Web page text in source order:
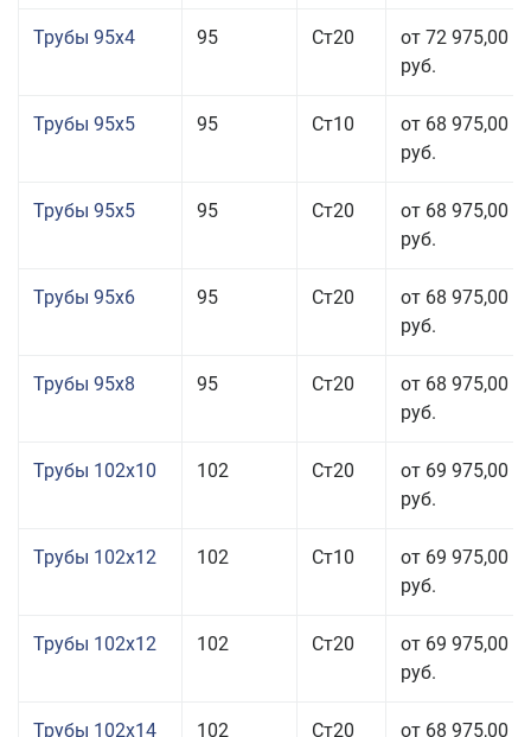
Трубы 95x4 95 Ст20
от 72 975,00
руб.
Трубы 95x5 95 Ст10
от 68 975,00
руб.
Трубы 95x5 95 Ст20
от 68 975,00
руб.
Трубы 95x6 95 Ст20
от 68 975,00
руб.
Трубы 95x8 95 Ст20
от 68 975,00
руб.
Трубы 102x10 102 Ст20
от 69 975,00
руб.
Трубы 102x12 102 Ст10
от 69 975,00
руб.
Трубы 102x12 102 Ст20
от 69 975,00
руб.
Трубы 102x14 102 Ст20 от 68 975,00